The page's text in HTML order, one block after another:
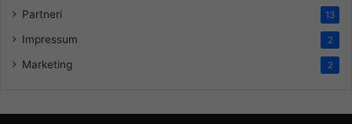
Partneri 13
Impressum 2
Marketing 2